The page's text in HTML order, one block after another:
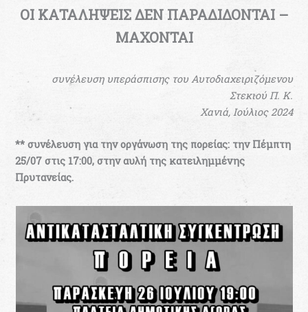
ΟΙ ΚΑΤΑΛΗΨΕΙΣ ΔΕΝ ΠΑΡΑΔΙΔΟΝΤΑΙ –
ΜΑΧΟΝΤΑΙ
συνέλευση υπεράσπισης του Αυτοδιαχειριζόμενου
Στεκιού Π. Κ.
Χανιά, Ιούλιος 2024
** συνέλευση για την οργάνωση της πορείας: την Πέμπτη
25/07 στις 17:00, στην αυλή της κατειλημμένης
Πρυτανείας.